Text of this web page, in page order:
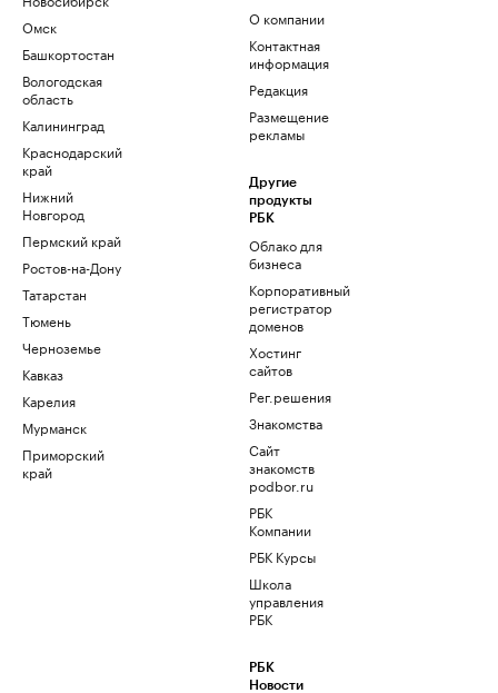
Омск
Башкортостан
Вологодская
область
Калининград
Краснодарский
край
Нижний
Новгород
Пермский край
Ростов-на-Дону
Татарстан
Тюмень
Черноземье
Кавказ
Карелия
Мурманск
Приморский
край
О компании
Контактная
информация
Редакция
Размещение
рекламы
Другие
продукты
РБК
Облако для
бизнеса
Корпоративный
регистратор
доменов
Хостинг
сайтов
Рег.решения
Знакомства
Сайт
знакомств
podbor.ru
РБК
Компании
РБК Курсы
Школа
управления
РБК
РБК
Новости